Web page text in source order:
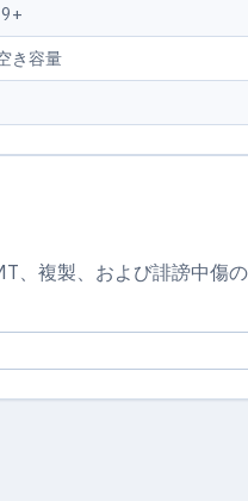
き容量
、複製、および誹謗中傷